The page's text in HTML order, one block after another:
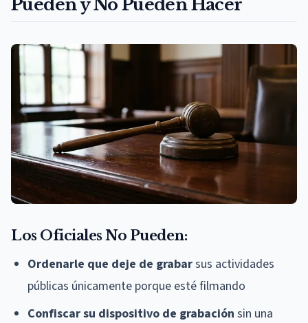
Pueden y No Pueden Hacer
Los Oficiales No Pueden:
Ordenarle que deje de grabarsus actividades
públicas únicamente porque esté filmando
Confiscar su dispositivo de grabación sin una